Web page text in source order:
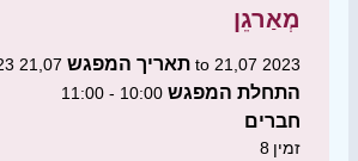
מְאַרגֵן
תאריך המפגש 21,07 2023 to 21,07 2023
התחלת המפגש 10:00 - 11:00
חברים
8 זמין